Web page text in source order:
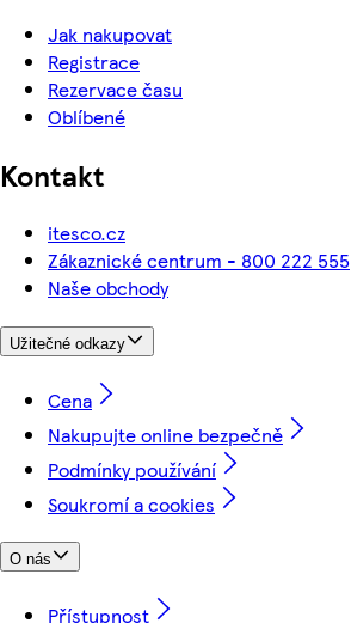
Jak nakupovat
Registrace
Rezervace času
Oblíbené
Kontakt
itesco.cz
Zákaznické centrum - 800 222 555
Naše obchody
Užitečné odkazy
Cena
Nakupujte online bezpečně
Podmínky používání
Soukromí a cookies
O nás
Přístupnost